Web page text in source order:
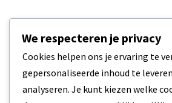
We respecteren je privacy
Cookies helpen ons je ervaring te
gepersonaliseerde inhoud te
analyseren. Je kunt kiezen welke